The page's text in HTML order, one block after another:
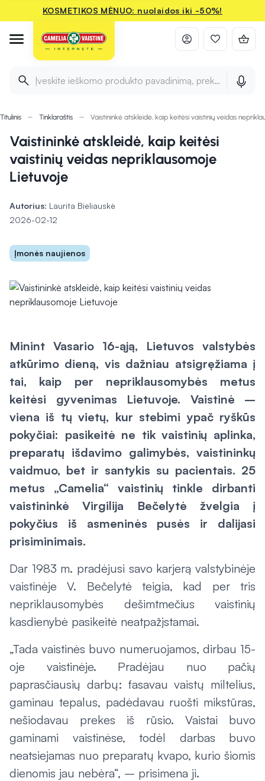
KOSMETIKOS MĖNUO: nuolaidos iki -50%!
Įveskite ieškomo produkto pavadinimą, prekės ženklą ir
Titulinis Tinklaraštis Vaistininkė atskleidė, kaip keitėsi vaistinių veidas
Vaistininkė atskleidė, kaip keitėsi
vaistinių veidas nepriklausomoje
Lietuvoje
Autorius: Laurita Bieliauskė
2026-02-12
Įmonės naujienos
Minint Vasario 16-ąją, Lietuvos valstybės
atkūrimo dieną, vis dažniau atsigręžiama į
tai, kaip per nepriklausomybės metus
keitėsi gyvenimas Lietuvoje. Vaistinė –
viena iš tų vietų, kur stebimi ypač ryškūs
pokyčiai: pasikeitė ne tik vaistinių aplinka,
preparatų išdavimo galimybės, vaistininkų
vaidmuo, bet ir santykis su pacientais. 25
metus „Camelia“ vaistinių tinkle dirbanti
vaistininkė Virgilija Bečelytė žvelgia į
pokyčius iš asmeninės pusės ir dalijasi
prisiminimais.
Dar 1983 m. pradėjusi savo karjerą valstybinėje
vaistinėje V. Bečelytė teigia, kad per tris
nepriklausomybės dešimtmečius vaistinių
kasdienybė pasikeitė neatpažįstamai.
„Tada vaistinės buvo numeruojamos, dirbau 15-
oje vaistinėje. Pradėjau nuo pačių
paprasčiausių darbų: fasavau vaistų miltelius,
gaminau tepalus, padėdavau ruošti mikstūras,
nešiodavau prekes iš rūsio. Vaistai buvo
gaminami vaistinėse, todėl darbas buvo
neatsiejamas nuo preparatų kvapo, kurio šiomis
dienomis jau nebėra“, – prisimena ji.